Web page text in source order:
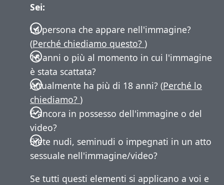
Sei:
La persona che appare nell'immagine?
(Perché chiediamo questo? )
18 anni o più al momento in cui l'immagine
è stata scattata?
Attualmente ha più di 18 anni? (Perché lo
chiediamo? )
È ancora in possesso dell'immagine o del
video?
Siete nudi, seminudi o impegnati in un atto
sessuale nell'immagine/video?
Se tutti questi elementi si applicano a voi e